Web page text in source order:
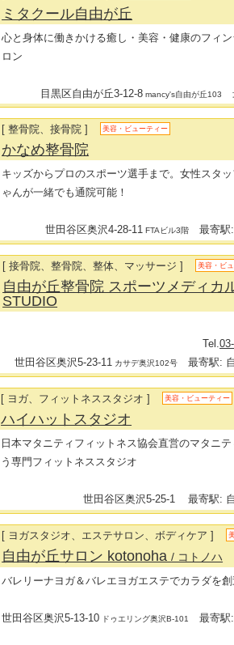
ミタクール自由が丘
心と身体に働きかける癒し・美容・健康のフィ
ロン
目黒区自由が丘3-12-8 mancy's自由が丘103
[ 整骨院、接骨院 ] 美容・ビューティー
かなめ整骨院
キッズからプロのスポーツ選手まで。女性スタ
ゃんが一緒でも通院可能！
世田谷区奥沢4-28-11 FTAビル3階 最寄駅:
[ 接骨院、整骨院、整体、マッサージ ] 美容・ビ
自由が丘整骨院 スポーツメディカ
STUDIO
Tel.
世田谷区奥沢5-23-11 カサデ奥沢102号 最寄駅:
[ ヨガ、フィットネススタジオ ] 美容・ビューティー
ハイハットスタジオ
日本マタニティフィットネス協会直営のマタニ
う専門フィットネススタジオ
世田谷区奥沢5-25-1 最寄駅:
[ ヨガスタジオ、エステサロン、ボディケア ]
自由が丘サロン kotonoha/ コトノハ
バレリーナヨガ＆バレエヨガエステでカラダを
世田谷区奥沢5-13-10 ドゥエリング奥沢B-101 最寄駅: